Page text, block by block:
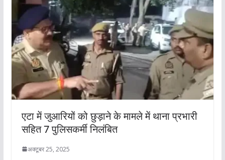
एटा में जुआरियों को छुड़ाने के मामले में थाना प्रभारी
सहित 7 पुलिसकर्मी निलंबित
अक्टूबर 25, 2025